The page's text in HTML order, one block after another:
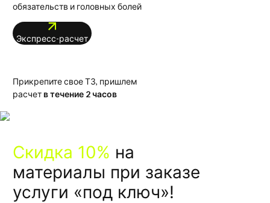
обязательств и головных болей
Экспресс-расчет
Прикрепите свое ТЗ, пришлем
расчет в течение 2 часов
Скидка 10% на
материалы при заказе
услуги «под ключ»!